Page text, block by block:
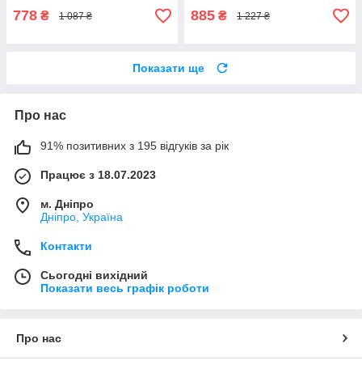
778 ₴ 1 087 ₴ 885 ₴ 1 227 ₴
Показати ще
Про нас
91% позитивних з 195 відгуків за рік
Працює з 18.07.2023
м. Дніпро
Дніпро, Україна
Контакти
Сьогодні вихідний
Показати весь графік роботи
Про нас